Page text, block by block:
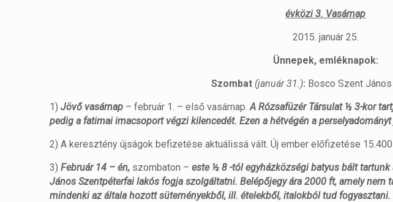
évközi 3. Vasárnap
2015. január 25.
Ünnepek, emléknapok:
Szombat (január 31.): Bosco Szent
1)Jövő vasárnap – február 1. – első vasárnap.A Rózsafüzér Társulat ½ 3-kor
pedig a fatimai imacsoport végzi kilencedét. Ezen a hétvégén a
2) A keresztény újságok befizetése aktuálissá vált. Új ember előfizetése
3)Február 14 – én, szombaton –este ½ 8 -tól egyházközségi batyus bált
János Szentpéterfai lakós fogja szolgáltatni. Belépőjegy ára 2000 ft, amely nem
mindenki az általa hozott süteményekből, ill. ételekből, italokból tud